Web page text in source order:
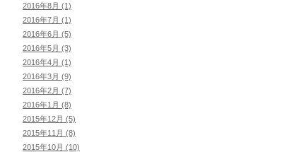
2016年8月 (1)
2016年7月 (1)
2016年6月 (5)
2016年5月 (3)
2016年4月 (1)
2016年3月 (9)
2016年2月 (7)
2016年1月 (8)
2015年12月 (5)
2015年11月 (8)
2015年10月 (10)